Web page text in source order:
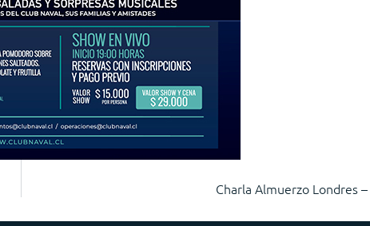
Charla Almuerzo Londres